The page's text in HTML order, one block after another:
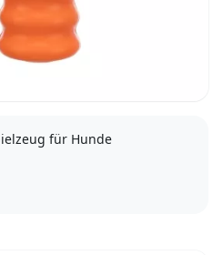
für Hunde